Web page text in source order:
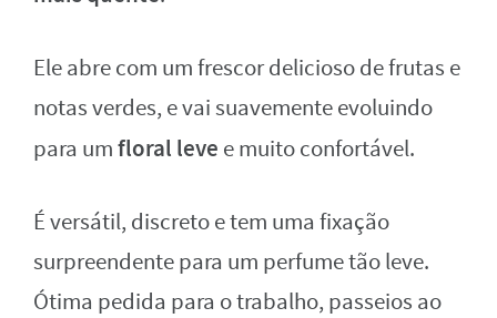
Ele abre com um frescor delicioso de frutas e
notas verdes, e vai suavemente evoluindo
para umfloral leve e muito confortável.
É versátil, discreto e tem uma fixação
surpreendente para um perfume tão leve.
Ótima pedida para o trabalho, passeios ao